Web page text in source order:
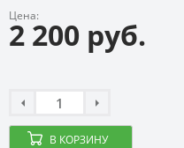
Цена:
2 200 руб.
В КОРЗИНУ